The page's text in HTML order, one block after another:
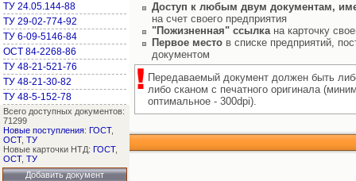
ТУ 24.05.144-88
ТУ 29-02-774-92
ТУ 6-09-5146-84
ОСТ 84-2268-86
ТУ 48-21-521-76
ТУ 48-21-30-82
ТУ 48-5-152-78
Всего доступных документов:
71299
Новые поступления: ГОСТ,
ОСТ, ТУ
Новые карточки НТД: ГОСТ,
ОСТ, ТУ
Добавить документ
Доступ к любым двум документам,
на счет своего предприятия
"Пожизненная" ссылкана карточку
Первое место в списке предприятий,
документом
Передаваемый документ должен быть
либо сканом с печатного оригинала
оптимальное - 300dpi).